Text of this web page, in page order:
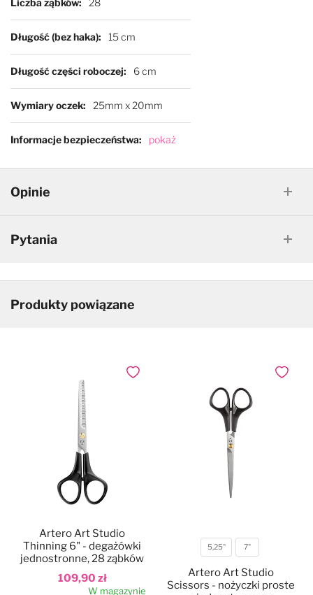
Długość (bez haka) 15 cm
Długość części roboczej 6 cm
Wymiary oczek 25mm x 20mm
Informacje bezpieczeństwa pokaż
Opinie
Pytania
Produkty powiązane
109,90 zł
Artero Art Studio
Thinning 6" - degażówki
jednostronne, 28 ząbków
W magazynie
Dodaj do ulubionych
Rozmiar
5,25" 7"
Artero Art Studio
Scissors - nożyczki proste
Dodaj